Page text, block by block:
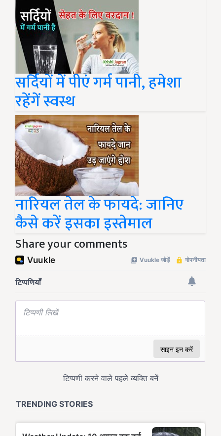
सर्दियों में पीएं गर्म पानी, हमेशा
रहेंगें स्वस्थ
नारियल तेल के फायदे: जानिए
कैसे करें इसका इस्तेमाल
Share your comments